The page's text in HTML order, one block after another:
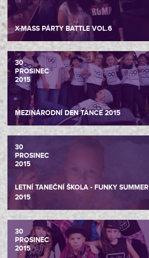
X-MASS PÁRTY BATTLE VOL.6
30
PROSINEC
2015
MEZINÁRODNÍ DEN TANCE 2015
30
PROSINEC
2015
LETNÍ TANEČNÍ ŠKOLA - FUNKY SUMMER
2015
30
PROSINEC
2015